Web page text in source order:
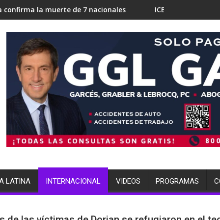
de 7 nacionales ICE en Miami busca 700 camas
LATINA INTERNACIONAL VIDEOS PROGRAMAS